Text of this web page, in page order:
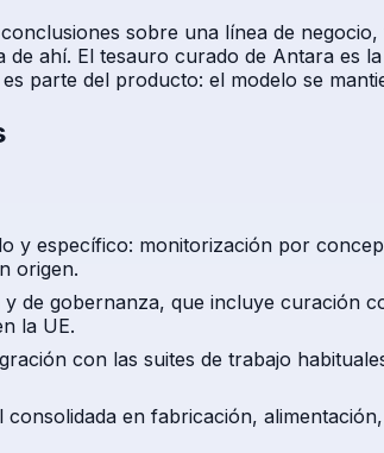
sobre una línea de
de ahí. El tesauro curado de Antara es
parte del producto: el modelo se
y específico: monitorización por
origen.
de gobernanza, que incluye curación
la UE.
con las suites de trabajo
en fabricación,